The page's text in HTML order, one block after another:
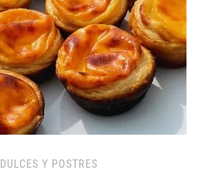
DULCES Y POSTRES